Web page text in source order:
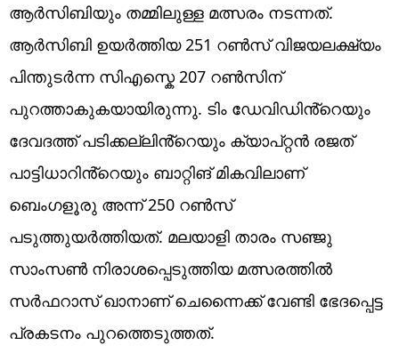
ആർസിബിയും തമ്മിലുള്ള മത്സരം നടന്നത്.
ആർസിബി ഉയർത്തിയ 251 റൺസ് വിജയലക്ഷ്യം
പിന്തുടർന്ന സിഎസ്കെ 207 റൺസിന്
പുറത്താകുകയായിരുന്നു. ടിം ഡേവിഡിൻ്റെയും
ദേവദത്ത് പടിക്കല്ലിൻ്റെയും ക്യാപ്റ്റൻ രജത്
പാട്ടിധാറിൻ്റെയും ബാറ്റിങ് മികവിലാണ്
ബെംഗളൂരു അന്ന് 250 റൺസ്
പടുത്തുയർത്തിയത്. മലയാളി താരം സഞ്ജു
സാംസൺ നിരാശപ്പെടുത്തിയ മത്സരത്തിൽ
സർഫറാസ് ഖാനാണ് ചെന്നൈക്ക് വേണ്ടി ഭേദപ്പെട്ട
പ്രകടനം പുറത്തെടുത്തത്.